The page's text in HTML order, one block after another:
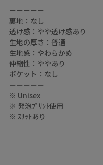
ーーーーー
裏地：なし
透け感：やや透け感あり
生地の厚さ：普通
生地感：やわらかめ
伸縮性：ややあり
ポケット：なし
ーーーーー
※ Unisex
※ 発泡ﾌﾟﾘﾝﾄ使用
※ ｽﾘｯﾄあり